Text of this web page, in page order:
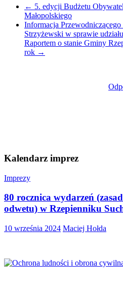
← 5. edycji Budżetu
Małopolskiego
Informacja
Strzyżewski w sprawie
Raportem o stanie Gminy
rok →
Kalendarz imprez
Imprezy
80 rocznica wydarzeń
odwetu) w Rzepienniku
10 września 2024 Maciej Hołda